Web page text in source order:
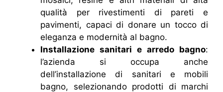
qualità per rivestimenti di pareti e
pavimenti, capaci di donare un tocco di
eleganza e modernità al bagno.
Installazione sanitari e arredo bagno:
l’azienda si occupa anche
dell’installazione di sanitari e mobili
bagno, selezionando prodotti di marchi